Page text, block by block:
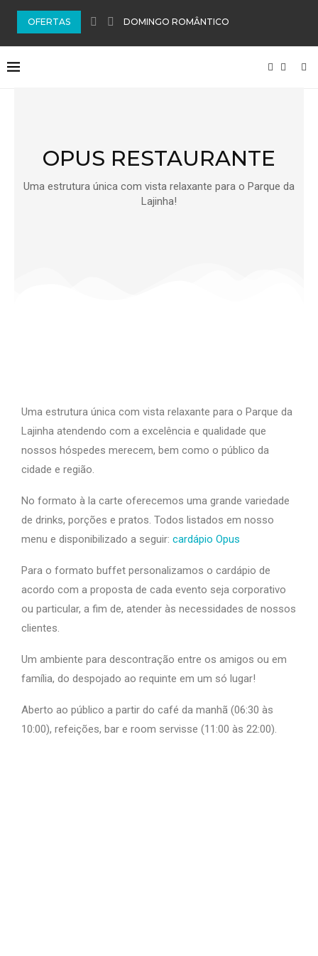
OFERTAS DOMINGO ROMÂNTICO
OPUS RESTAURANTE
Uma estrutura única com vista relaxante para o Parque da
Lajinha!
Uma estrutura única com vista relaxante para o Parque da
Lajinha atendendo com a excelência e qualidade que
nossos hóspedes merecem, bem como o público da
cidade e região.
No formato à la carte oferecemos uma grande variedade
de drinks, porções e pratos. Todos listados em nosso
menu e disponibilizado a seguir: cardápio Opus
Para o formato buffet personalizamos o cardápio de
acordo com a proposta de cada evento seja corporativo
ou particular, a fim de, atender às necessidades de nossos
clientes.
Um ambiente para descontração entre os amigos ou em
família, do despojado ao requinte em um só lugar!
Aberto ao público a partir do café da manhã (06:30 às
10:00), refeições, bar e room servisse (11:00 às 22:00).